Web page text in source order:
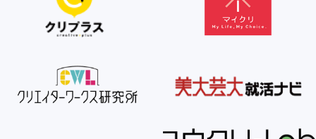
【個人情報の利用目的の公表】
当社は、個人情報を次の利用目的の範囲内で利用すること
第１項及びJISQ15001:2017の附属書A.3.4.2.4に基づき公表し
＜個人情報の利用目的＞
１．当社のサービスを提供するため